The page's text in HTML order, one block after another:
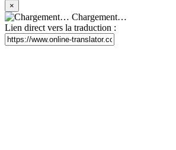
×
Chargement…
Lien direct vers la traduction :